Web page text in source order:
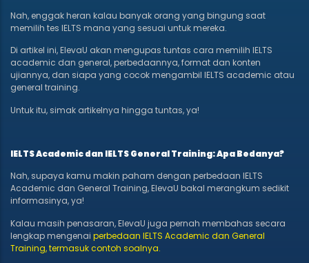
Nah, enggak heran kalau banyak orang yang bingung saat
memilih tes IELTS mana yang sesuai untuk mereka.
Di artikel ini, ElevaU akan mengupas tuntas cara memilih IELTS
academic dan general, perbedaannya, format dan konten
ujiannya, dan siapa yang cocok mengambil IELTS academic atau
general training.
Untuk itu, simak artikelnya hingga tuntas, ya!
IELTS Academic dan IELTS General Training: Apa Bedanya?
Nah, supaya kamu makin paham dengan perbedaan IELTS
Academic dan General Training, ElevaU bakal merangkum sedikit
informasinya, ya!
Kalau masih penasaran, ElevaU juga pernah membahas secara
lengkap mengenai perbedaan IELTS Academic dan General
Training, termasuk contoh soalnya.